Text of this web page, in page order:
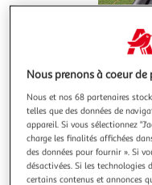
Nous prenons à coeur de
Nous et nos 68 partenaires
telles que des données de
appareil. Si vous sélectionnez
charge les finalités affichées
des données pour fournir ». Si
désactivées. Si les technologies
certains contenus et annonces